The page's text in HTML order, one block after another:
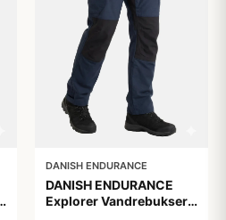
DANISH ENDURANCE
DANISH ENDURANCE
Explorer Vandrebukser,